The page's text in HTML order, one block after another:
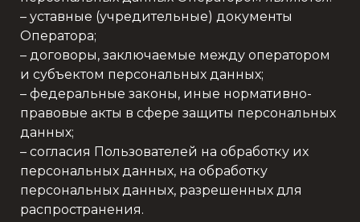
– уставные (учредительные) документы
Оператора;
– договоры, заключаемые между оператором
и субъектом персональных данных;
– федеральные законы, иные нормативно-
правовые акты в сфере защиты персональных
данных;
– согласия Пользователей на обработку их
персональных данных, на обработку
персональных данных, разрешенных для
распространения.